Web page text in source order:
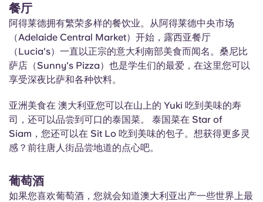
餐厅
阿得莱德拥有繁荣多样的餐饮业。从阿得莱德中央市场
（Adelaide Central Market）开始，露西亚餐厅
（Lucia's）一直以正宗的意大利南部美食而闻名。桑尼比
萨店（Sunny's Pizza）也是学生们的最爱，在这里您可以
享受深夜比萨和各种饮料。
亚洲美食在 澳大利亚您可以在山上的 Yuki 吃到美味的寿
司，还可以品尝到可口的泰国菜。 泰国菜在 Star of
Siam，您还可以在 Sit Lo 吃到美味的包子。想获得更多灵
感？前往唐人街品尝地道的点心吧。
葡萄酒
如果您喜欢葡萄酒，您就会知道澳大利亚出产一些世界上最